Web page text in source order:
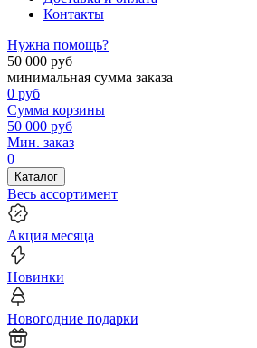
Контакты
Нужна помощь?
50 000 руб
минимальная сумма заказа
0 руб
Сумма корзины
50 000 руб
Мин. заказ
0
Каталог
Весь ассортимент
Акция месяца
Новинки
Новогодние подарки